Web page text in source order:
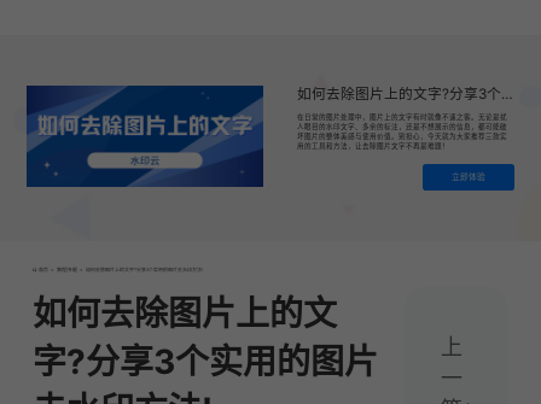
如何去除图片上的文字?分享3个实用的图片去水印方法!
在日常的图片处理中，图片上的文字有时就像不速之客。无论是扰
人眼目的水印文字、多余的标注，还是不想展示的信息，都可能破
坏图片的整体美感与使用价值。别担心，今天就为大家推荐三款实
用的工具和方法，让去除图片文字不再是难题！
立即体验
首页 > 教程|专题 > 如何去除图片上的文字?分享3个实用的图片去水印方法!
如何去除图片上的文
字?分享3个实用的图片
上
一